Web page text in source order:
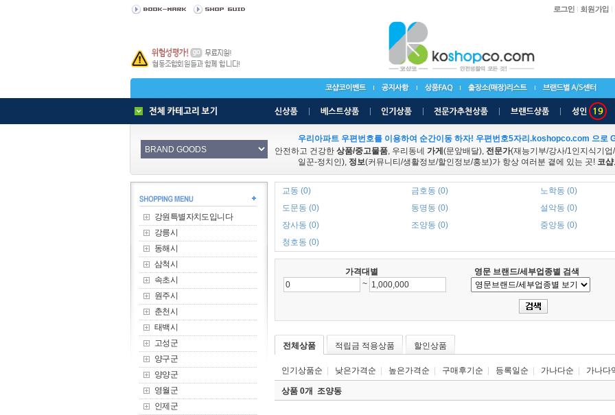
우리아파트 우편번호를 이용하여 순간이동 하자! 우편번호5자리.koshopco.com 으로
안전하고 건강한 상품/중고물품, 우리동네 가게 (문앞배달), 전문가(재능기부/강사/1인지식기업
일꾼-정치인), 정보(커뮤니티/생활정보/할인정보/홍보)가 항상 여러분 곁에 있는 곳! 코
강원특별자치도입니다
강릉시
동해시
삼척시
속초시
원주시
춘천시
태백시
고성군
양구군
양양군
영월군
인제군
교동 (0) 금호동 (0)
노학동 (0)
도문동 (0)
동명동 (0)
설악동 (0)
장사동 (0)
조양동 (0)
중앙동 (0)
청호동 (0)
가격대별
영문 브랜드/세부업종별 검색
~
전체상품 적립금 적용상품 할인상품
인기상품순 낮은가격순 높은가격순 구매후기순 등록일순 가나다순 가나다
상품 0개 조양동